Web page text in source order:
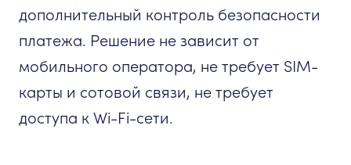
дополнительный контроль безопасности
платежа. Решение не зависит от
мобильного оператора, не требует SIM-
карты и сотовой связи, не требует
доступа к Wi-Fi-сети.